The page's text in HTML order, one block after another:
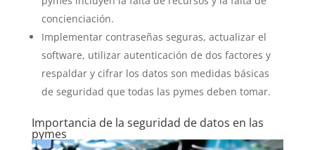
concienciación.
Implementar contraseñas seguras, actualizar el
software, utilizar autenticación de dos factores y
respaldar y cifrar los datos son medidas básicas
de seguridad que todas las pymes deben tomar.
Importancia de la seguridad de datos en las
pymes